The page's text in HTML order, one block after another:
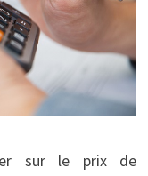
sur le prix de